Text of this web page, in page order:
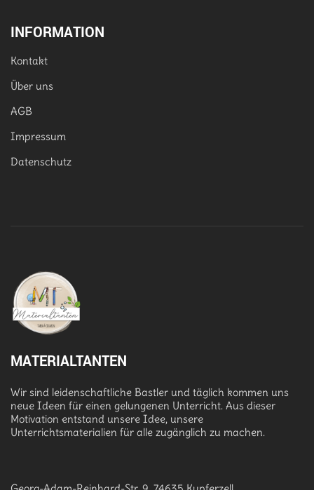
INFORMATION
Kontakt
Über uns
AGB
Impressum
Datenschutz
MATERIALTANTEN
Wir sind leidenschaftliche Bastler und täglich kommen uns
neue Ideen für einen gelungenen Unterricht. Aus dieser
Motivation entstand unsere Idee, unsere
Unterrichtsmaterialien für alle zugänglich zu machen.